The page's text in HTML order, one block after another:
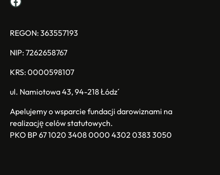
REGON: 363557193
NIP: 7262658767
KRS: 0000598107
ul. Namiotowa 43, 94-218 Łódź
Apelujemy o wsparcie fundacji darowiznami na
realizację celów statutowych.
PKO BP 67 1020 3408 0000 4302 0383 3050